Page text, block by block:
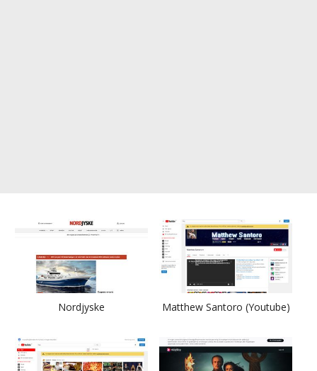
Nordjyske Matthew Santoro (Youtube)